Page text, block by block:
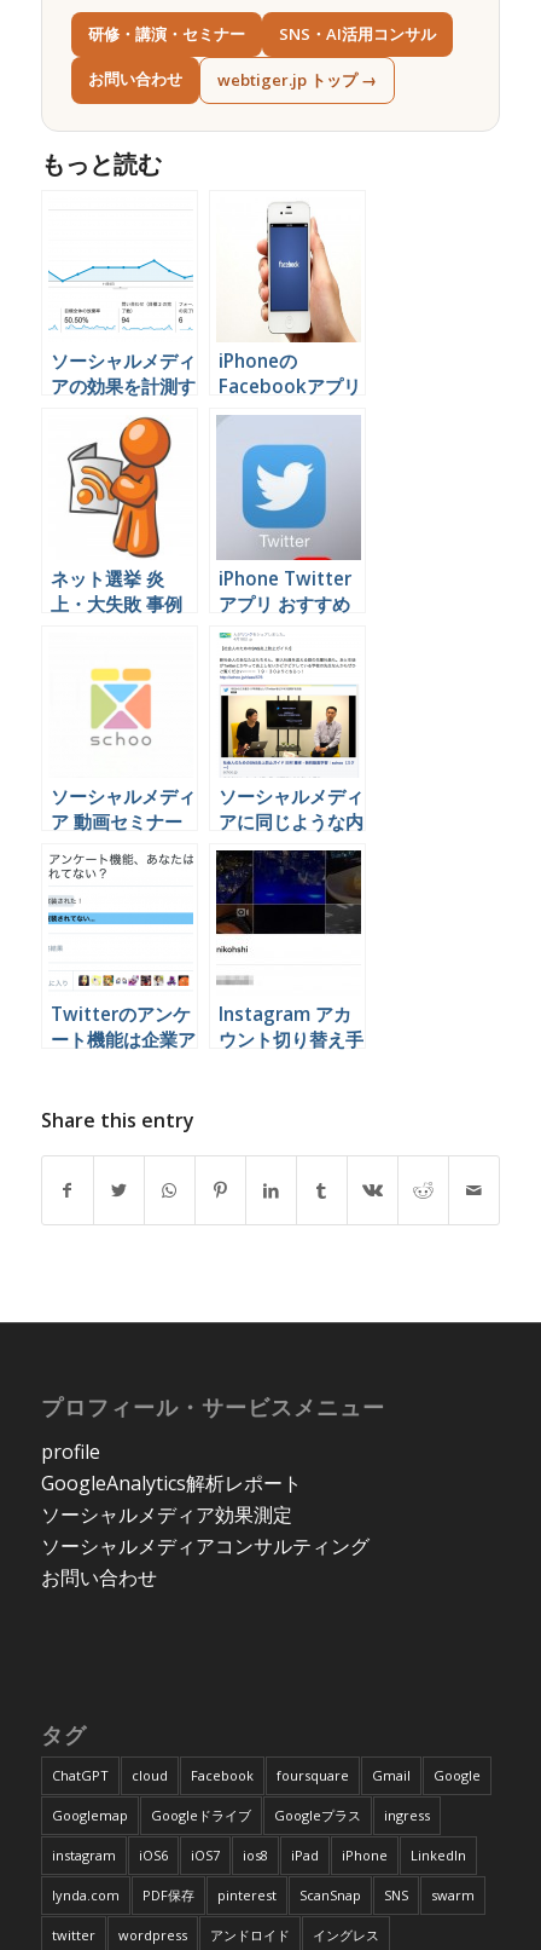
研修・講演・セミナー SNS・AI活用コンサル
お問い合わせ webtiger.jp トップ →
もっと読む
ソーシャルメディ
アの効果を計測す
る 売上 集客への
貢献度
iPhoneの
Facebookアプリ
でコメントにタグ
付けする
ネット選挙 炎
上・大失敗 事例
iPhone Twitter
アプリ おすすめ
比較
ソーシャルメディ
ア 動画セミナー
ビジネス活用
ソーシャルメディ
アに同じような内
容の投稿を何度も
していいのでしょ
うか
Twitterのアンケ
ート機能は企業ア
やけど
Instagram アカ
ウント切り替え手
Share this entry
プロフィール・サービスメニュー
profile
GoogleAnalytics解析レポート
ソーシャルメディア効果測定
ソーシャルメディアコンサルティング
お問い合わせ
タグ
ChatGPT cloud Facebook foursquare Gmail Google
Googlemap Googleドライブ Googleプラス ingress
instagram iOS6 iOS7 ios8 iPad iPhone LinkedIn
lynda.com PDF保存 pinterest ScanSnap SNS swarm
twitter wordpress アンドロイド イングレス